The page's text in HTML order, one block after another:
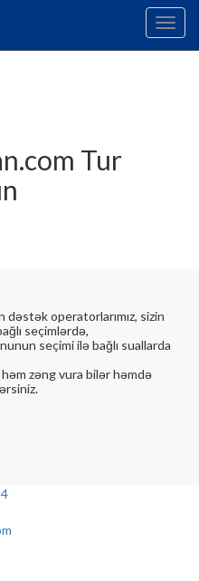
Tur
dəstək operatorlarımız, sizin
seçimlərdə,
seçimi ilə bağlı suallarda
zəng vura bilər həmdə